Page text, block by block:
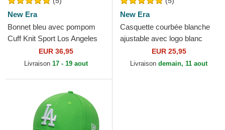
New Era
Bonnet bleu avec pompom
Cuff Knit Sport Los Angeles
Dodgers MLB New Era
EUR 36,95
Livraison 17 - 19 aout
New Era
Casquette courbée blanche
ajustable avec logo blanc
9FORTY League Essential
Los Angeles Dodgers...
EUR 25,95
Livraison demain, 11 aout